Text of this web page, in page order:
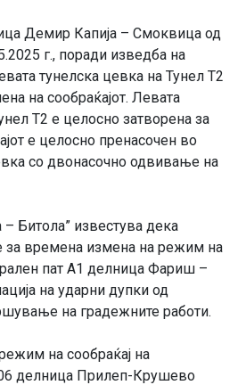
Демир Капија – Смоквица од
г., поради изведба на
тунелска цевка на Тунел Т2
на сообраќајот. Левата
Т2 е целосно затворена за
е целосно пренасочен во
со двонасочно одвивање на
– Битола” известува дека
за времена измена на режим на
пат А1 делница Фариш –
на ударни дупки од
на градежните работи.
на сообраќај на
делница Прилеп-Крушево